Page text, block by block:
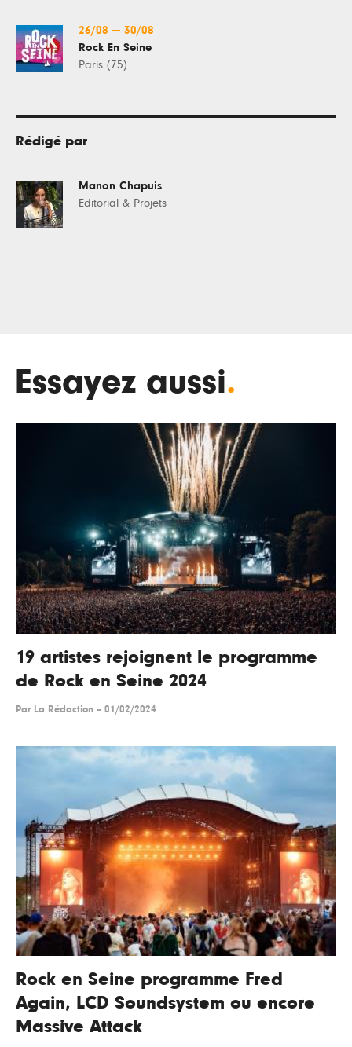
26/08 — 30/08
Rock En Seine
Paris (75)
Rédigé par
Manon Chapuis
Editorial & Projets
Essayez aussi.
19 artistes rejoignent le programme
de Rock en Seine 2024
Par La Rédaction -- 01/02/2024
Rock en Seine programme Fred
Again, LCD Soundsystem ou encore
Massive Attack